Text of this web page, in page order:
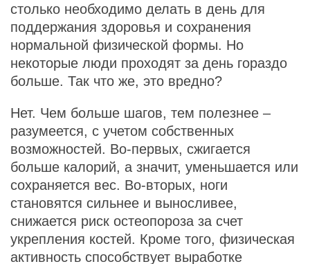
столько необходимо делать в день для
поддержания здоровья и сохранения
нормальной физической формы. Но
некоторые люди проходят за день гораздо
больше. Так что же, это вредно?
Нет. Чем больше шагов, тем полезнее –
разумеется, с учетом собственных
возможностей. Во-первых, сжигается
больше калорий, а значит, уменьшается или
сохраняется вес. Во-вторых, ноги
становятся сильнее и выносливее,
снижается риск остеопороза за счет
укрепления костей. Кроме того, физическая
активность способствует выработке